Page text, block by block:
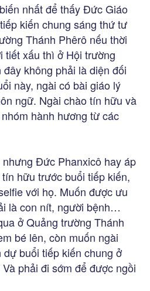
nhất để thấy Đức Giáo
kiến chung sáng thứ tư
Thánh Phêrô nếu thời
tiết xấu thì ở Hội trường
không phải là diện đối
này, ngài có bài giáo lý
ngữ. Ngài chào tín hữu và
hành hương từ các
Đức Phanxicô hay áp
hữu trước buổi tiếp kiến,
với họ. Muốn được ưu
là con nít, người bệnh…
ở Quảng trường Thánh
bé lên, còn muốn ngài
buổi tiếp kiến chung ở
phải đi sớm để được ngồi